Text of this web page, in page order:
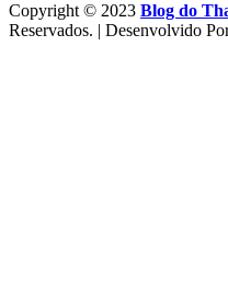
Copyright © 2023 Blog do
Reservados. | Desenvolvido